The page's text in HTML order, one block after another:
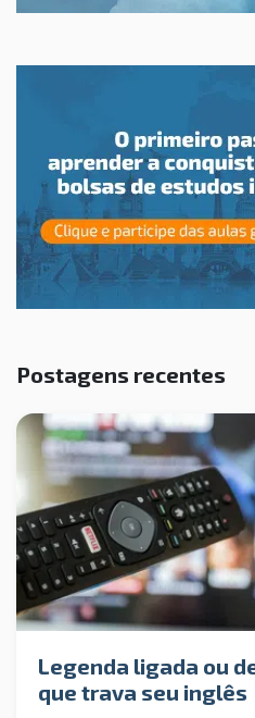
Postagens recentes
Legenda ligada ou
que trava seu inglês